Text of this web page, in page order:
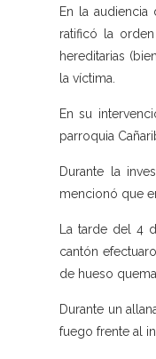
En la
ratificó la
hereditarias
la víctima.
En su
parroquia
Durante la
mencionó que
La tarde del 4
cantón
de hueso
Durante un
fuego frente al